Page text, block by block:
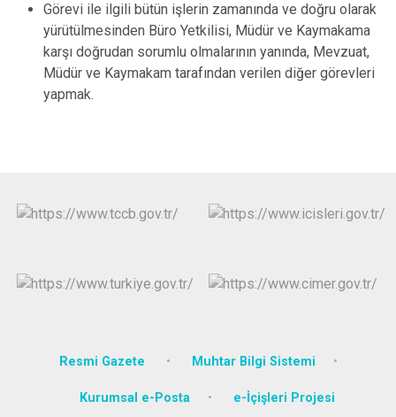
Görevi ile ilgili bütün işlerin zamanında ve doğru olarak
yürütülmesinden Büro Yetkilisi, Müdür ve Kaymakama
karşı doğrudan sorumlu olmalarının yanında, Mevzuat,
Müdür ve Kaymakam tarafından verilen diğer görevleri
yapmak.
Resmi Gazete Muhtar Bilgi Sistemi
Kurumsal e-Posta e-İçişleri Projesi